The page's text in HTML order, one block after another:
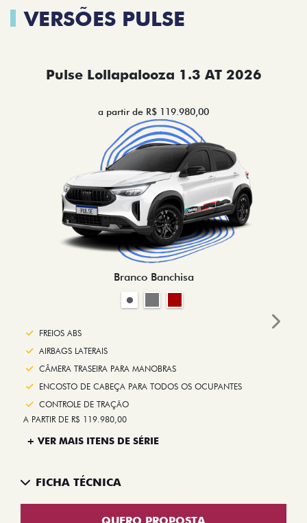
VERSÕES PULSE
Pulse Lollapalooza 1.3 AT 2026
a partir de R$ 119.980,00
Branco Banchisa
FREIOS ABS
AIRBAGS LATERAIS
CÂMERA TRASEIRA PARA MANOBRAS
ENCOSTO DE CABEÇA PARA TODOS OS OCUPANTES
CONTROLE DE TRAÇÃO
A PARTIR DE R$ 119.980,00
+ VER MAIS ITENS DE SÉRIE
FICHA TÉCNICA
Next